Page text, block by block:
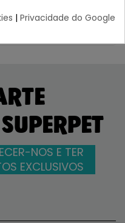
NOS E TER
EXCLUSIVOS
| Privacidade do Google